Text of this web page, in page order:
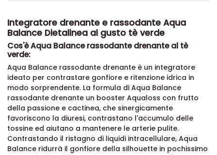
Integratore drenante e rassodante Aqua
Balance Dietalinea al gusto tè verde
Cos'è Aqua Balance rassodante drenante al tè
verde:
Aqua Balance rassodante drenante è un integratore
ideato per contrastare gonfiore e ritenzione idrica in
modo sorprendente. La formula di Aqua Balance
rassodante drenante un booster Aqualoss con frutto
della passione e cactinea, che sinergicamente
favoriscono la diuresi, contrastano l'accumulo delle
tossine ed aiutano a mantenere le arterie pulite.
Contrastando il ristagno di liquidi intracellulare, Aqua
Balance ridurrà il gonfiore della silhouette in pochissimo